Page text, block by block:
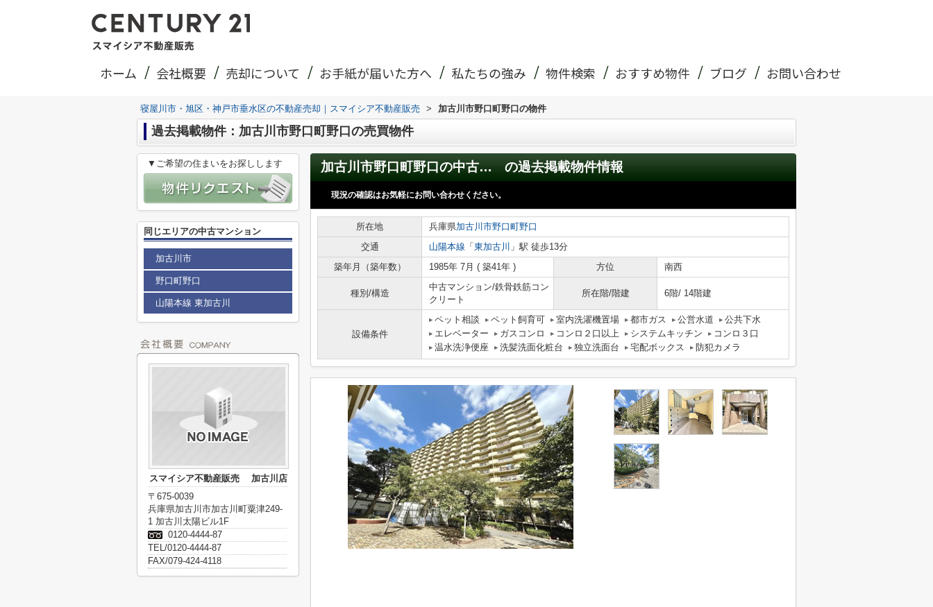
ホーム 会社概要 売却について お手紙が届いた方へ 私たちの強み 物件検索 おすすめ物件 ブログ お問い合わせ
寝屋川市・旭区・神戸市垂水区の不動産売却｜スマイシア不動産販売 > 加古川市野口町野口の物件
過去掲載物件：加古川市野口町野口の売買物件
加古川市野口町野口の中古マンション の過去掲載物件情報
現況の確認はお気軽にお問い合わせください。
所在地 兵庫県加古川市野口町野口
交通
山陽本線 「 東加古川 」駅 徒歩13分
築年月（築年数）
1985年 7月 ( 築41年 ) 方位 南西
種別/構造
中古マンション/鉄骨鉄筋コン
クリート
所在階/階建 6階/ 14階建
設備条件
ペット相談 ペット飼育可 室内洗濯機置場 都市ガス 公営水道
公共下水
エレベーター
ガスコンロ コンロ２口以上 システムキッチン
コンロ３口
温水洗浄便座
洗髪洗面化粧台 独立洗面台 宅配ボックス 防犯カメラ
▼ご希望の住まいをお探しします
同じエリアの中古マンション
加古川市
野口町野口
山陽本線 東加古川
スマイシア不動産販売 加古川店
〒675-0039
兵庫県加古川市加古川町粟津249-
1 加古川太陽ビル1F
0120-4444-87
TEL/0120-4444-87
FAX/079-424-4118